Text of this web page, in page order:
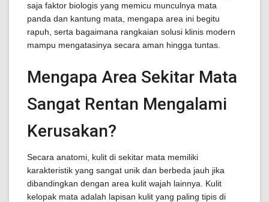
saja faktor biologis yang memicu munculnya mata
panda dan kantung mata, mengapa area ini begitu
rapuh, serta bagaimana rangkaian solusi klinis modern
mampu mengatasinya secara aman hingga tuntas.
Mengapa Area Sekitar Mata
Sangat Rentan Mengalami
Kerusakan?
Secara anatomi, kulit di sekitar mata memiliki
karakteristik yang sangat unik dan berbeda jauh jika
dibandingkan dengan area kulit wajah lainnya. Kulit
kelopak mata adalah lapisan kulit yang paling tipis di